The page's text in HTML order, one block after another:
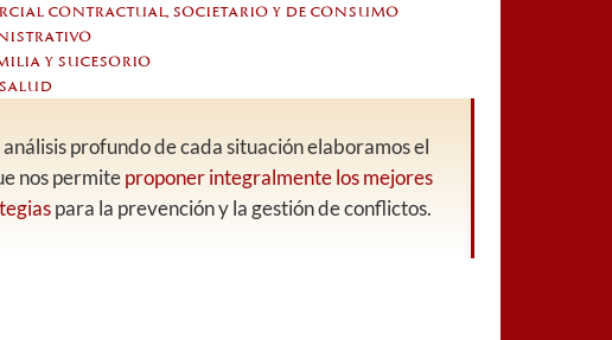
contractual, societario y de consumo
y sucesorio
profundo de cada situación elaboramos el
nos permiteproponer integralmente los mejores
para la prevención y la gestión de conflictos.